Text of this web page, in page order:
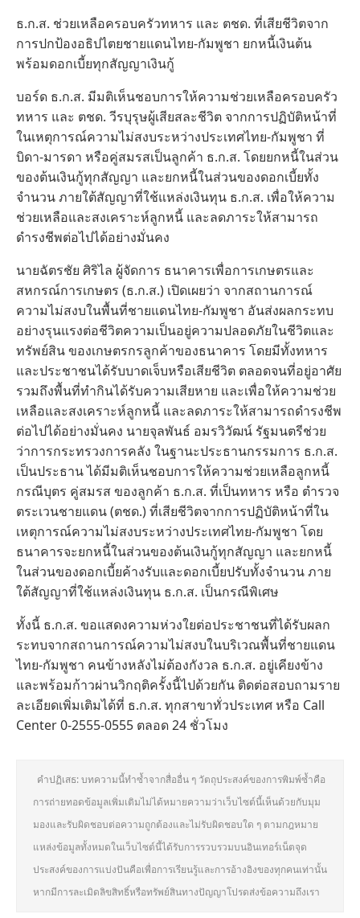
ธ.ก.ส. ช่วยเหลือครอบครัวทหาร และ ตชด. ที่เสียชีวิตจาก
การปกป้องอธิปไตยชายแดนไทย-กัมพูชา ยกหนี้เงินต้น
พร้อมดอกเบี้ยทุกสัญญาเงินกู้
บอร์ด ธ.ก.ส. มีมติเห็นชอบการให้ความช่วยเหลือครอบครัว
ทหาร และ ตชด. วีรบุรุษผู้เสียสละชีวิต จากการปฏิบัติหน้าที่
ในเหตุการณ์ความไม่สงบระหว่างประเทศไทย-กัมพูชา ที่
บิดา-มารดา หรือคู่สมรสเป็นลูกค้า ธ.ก.ส. โดยยกหนี้ในส่วน
ของต้นเงินกู้ทุกสัญญา และยกหนี้ในส่วนของดอกเบี้ยทั้ง
จำนวน ภายใต้สัญญาที่ใช้แหล่งเงินทุน ธ.ก.ส. เพื่อให้ความ
ช่วยเหลือและสงเคราะห์ลูกหนี้ และลดภาระให้สามารถ
ดำรงชีพต่อไปได้อย่างมั่นคง
นายฉัตรชัย ศิริไล ผู้จัดการ ธนาคารเพื่อการเกษตรและ
สหกรณ์การเกษตร (ธ.ก.ส.) เปิดเผยว่า จากสถานการณ์
ความไม่สงบในพื้นที่ชายแดนไทย-กัมพูชา อันส่งผลกระทบ
อย่างรุนแรงต่อชีวิตความเป็นอยู่ความปลอดภัยในชีวิตและ
ทรัพย์สิน ของเกษตรกรลูกค้าของธนาคาร โดยมีทั้งทหาร
และประชาชนได้รับบาดเจ็บหรือเสียชีวิต ตลอดจนที่อยู่อาศัย
รวมถึงพื้นที่ทำกินได้รับความเสียหาย และเพื่อให้ความช่วย
เหลือและสงเคราะห์ลูกหนี้ และลดภาระให้สามารถดำรงชีพ
ต่อไปได้อย่างมั่นคง นายจุลพันธ์ อมรวิวัฒน์ รัฐมนตรีช่วย
ว่าการกระทรวงการคลัง ในฐานะประธานกรรมการ ธ.ก.ส.
เป็นประธาน ได้มีมติเห็นชอบการให้ความช่วยเหลือลูกหนี้
กรณีบุตร คู่สมรส ของลูกค้า ธ.ก.ส. ที่เป็นทหาร หรือ ตำรวจ
ตระเวนชายแดน (ตชด.) ที่เสียชีวิตจากการปฏิบัติหน้าที่ใน
เหตุการณ์ความไม่สงบระหว่างประเทศไทย-กัมพูชา โดย
ธนาคารจะยกหนี้ในส่วนของต้นเงินกู้ทุกสัญญา และยกหนี้
ในส่วนของดอกเบี้ยค้างรับและดอกเบี้ยปรับทั้งจำนวน ภาย
ใต้สัญญาที่ใช้แหล่งเงินทุน ธ.ก.ส. เป็นกรณีพิเศษ
ทั้งนี้ ธ.ก.ส. ขอแสดงความห่วงใยต่อประชาชนที่ได้รับผลก
ระทบจากสถานการณ์ความไม่สงบในบริเวณพื้นที่ชายแดน
ไทย-กัมพูชา คนข้างหลังไม่ต้องกังวล ธ.ก.ส. อยู่เคียงข้าง
และพร้อมก้าวผ่านวิกฤติครั้งนี้ไปด้วยกัน ติดต่อสอบถามราย
ละเอียดเพิ่มเติมได้ที่ ธ.ก.ส. ทุกสาขาทั่วประเทศ หรือ Call
Center 0-2555-0555 ตลอด 24 ชั่วโมง
คำปฏิเสธ: บทความนี้ทำซ้ำจากสื่ออื่น ๆ วัตถุประสงค์ของการพิมพ์ซ้ำคือ
การถ่ายทอดข้อมูลเพิ่มเติมไม่ได้หมายความว่าเว็บไซต์นี้เห็นด้วยกับมุม
มองและรับผิดชอบต่อความถูกต้องและไม่รับผิดชอบใด ๆ ตามกฎหมาย
แหล่งข้อมูลทั้งหมดในเว็บไซต์นี้ได้รับการรวบรวมบนอินเทอร์เน็ตจุด
ประสงค์ของการแบ่งปันคือเพื่อการเรียนรู้และการอ้างอิงของทุกคนเท่านั้น
หากมีการละเมิดลิขสิทธิ์หรือทรัพย์สินทางปัญญาโปรดส่งข้อความถึงเรา